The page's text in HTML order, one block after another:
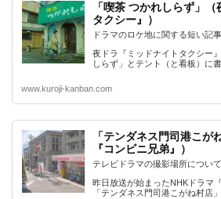
「喫茶 つかれしらず」
タクシー』）
ドラマのロケ地に関する短い記事
夜ドラ『ミッドナイトタクシー
しらず」とテント（と看板）に
www.kuroji-kanban.com
「テンダネス門司港こが
『コンビニ兄弟』）
テレビドラマの撮影場所につい
昨日放送が始まったNHKドラマ
「テンダネス門司港こがね村店